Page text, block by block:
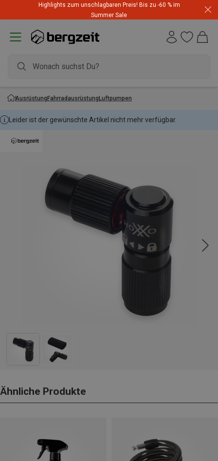
Highlights zum unschlagbaren Preis! Bis zu -60 % im
Summer Sale
AusrüstungFahrradausrüstungLuftpumpen
Leider ist der gewünschte Artikel nicht mehr verfügbar.
Ähnliche Produkte